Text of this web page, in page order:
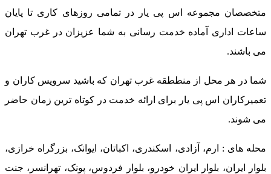
متخصصان مجموعه اس پی یار در تمامی روزهای کاری تا پایان
ساعات اداری آماده خدمت رسانی به شما عزیزان در غرب تهران
می باشند.
شما در هر محل از منططقه غرب تهران که باشید سرویس کاران و
تعمیرکاران اس پی یار برای ارائه خدمت در کوتاه ترین زمان حاضر
می شوند.
محله های : ارم، آزادی، اسکندری، اکباتان، ایوانک، بزرگراه خرازی،
بلوار ایران، بلوار ایران خودرو، بلوار فردوس، پونک، تهرانسر، جنت